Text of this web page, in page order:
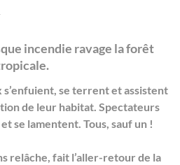
incendie ravage la forêt
se terrent et assistent
de leur habitat. Spectateurs
se lamentent. Tous, sauf un !
relâche, fait l’aller-retour de la